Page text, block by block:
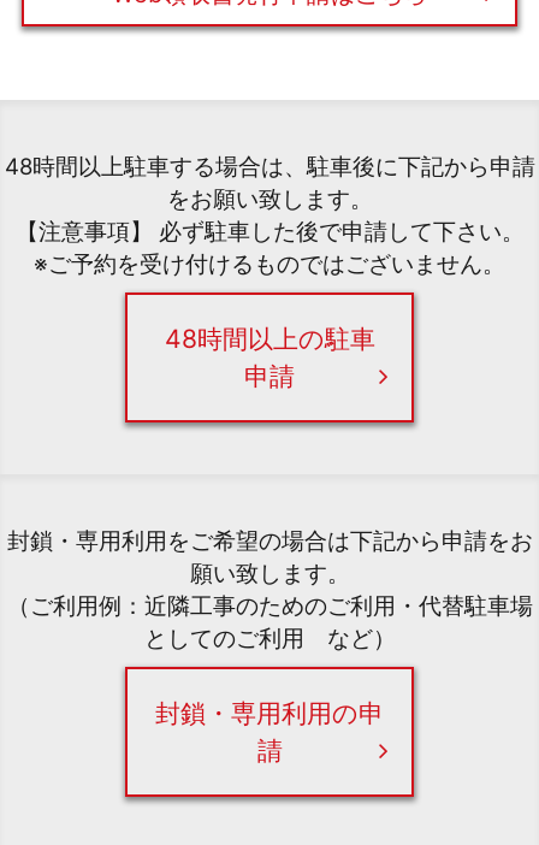
48時間以上駐車する場合は、駐車後に下記から申請
をお願い致します。
【注意事項】 必ず駐車した後で申請して下さい。
※ご予約を受け付けるものではございません。
48時間以上の駐車
申請
封鎖・専用利用をご希望の場合は下記から申請をお
願い致します。
（ご利用例：近隣工事のためのご利用・代替駐車場
としてのご利用 など）
封鎖・専用利用の申
請